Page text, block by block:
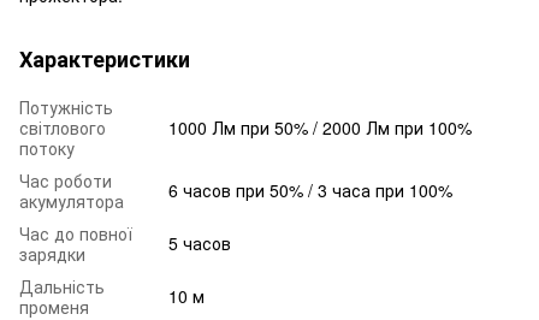
Характеристики
Потужність
світлового
потоку
1000 Лм при 50% / 2000 Лм при 100%
Час роботи
акумулятора
6 часов при 50% / 3 часа при 100%
Час до повної
зарядки
5 часов
Дальність
променя
10 м